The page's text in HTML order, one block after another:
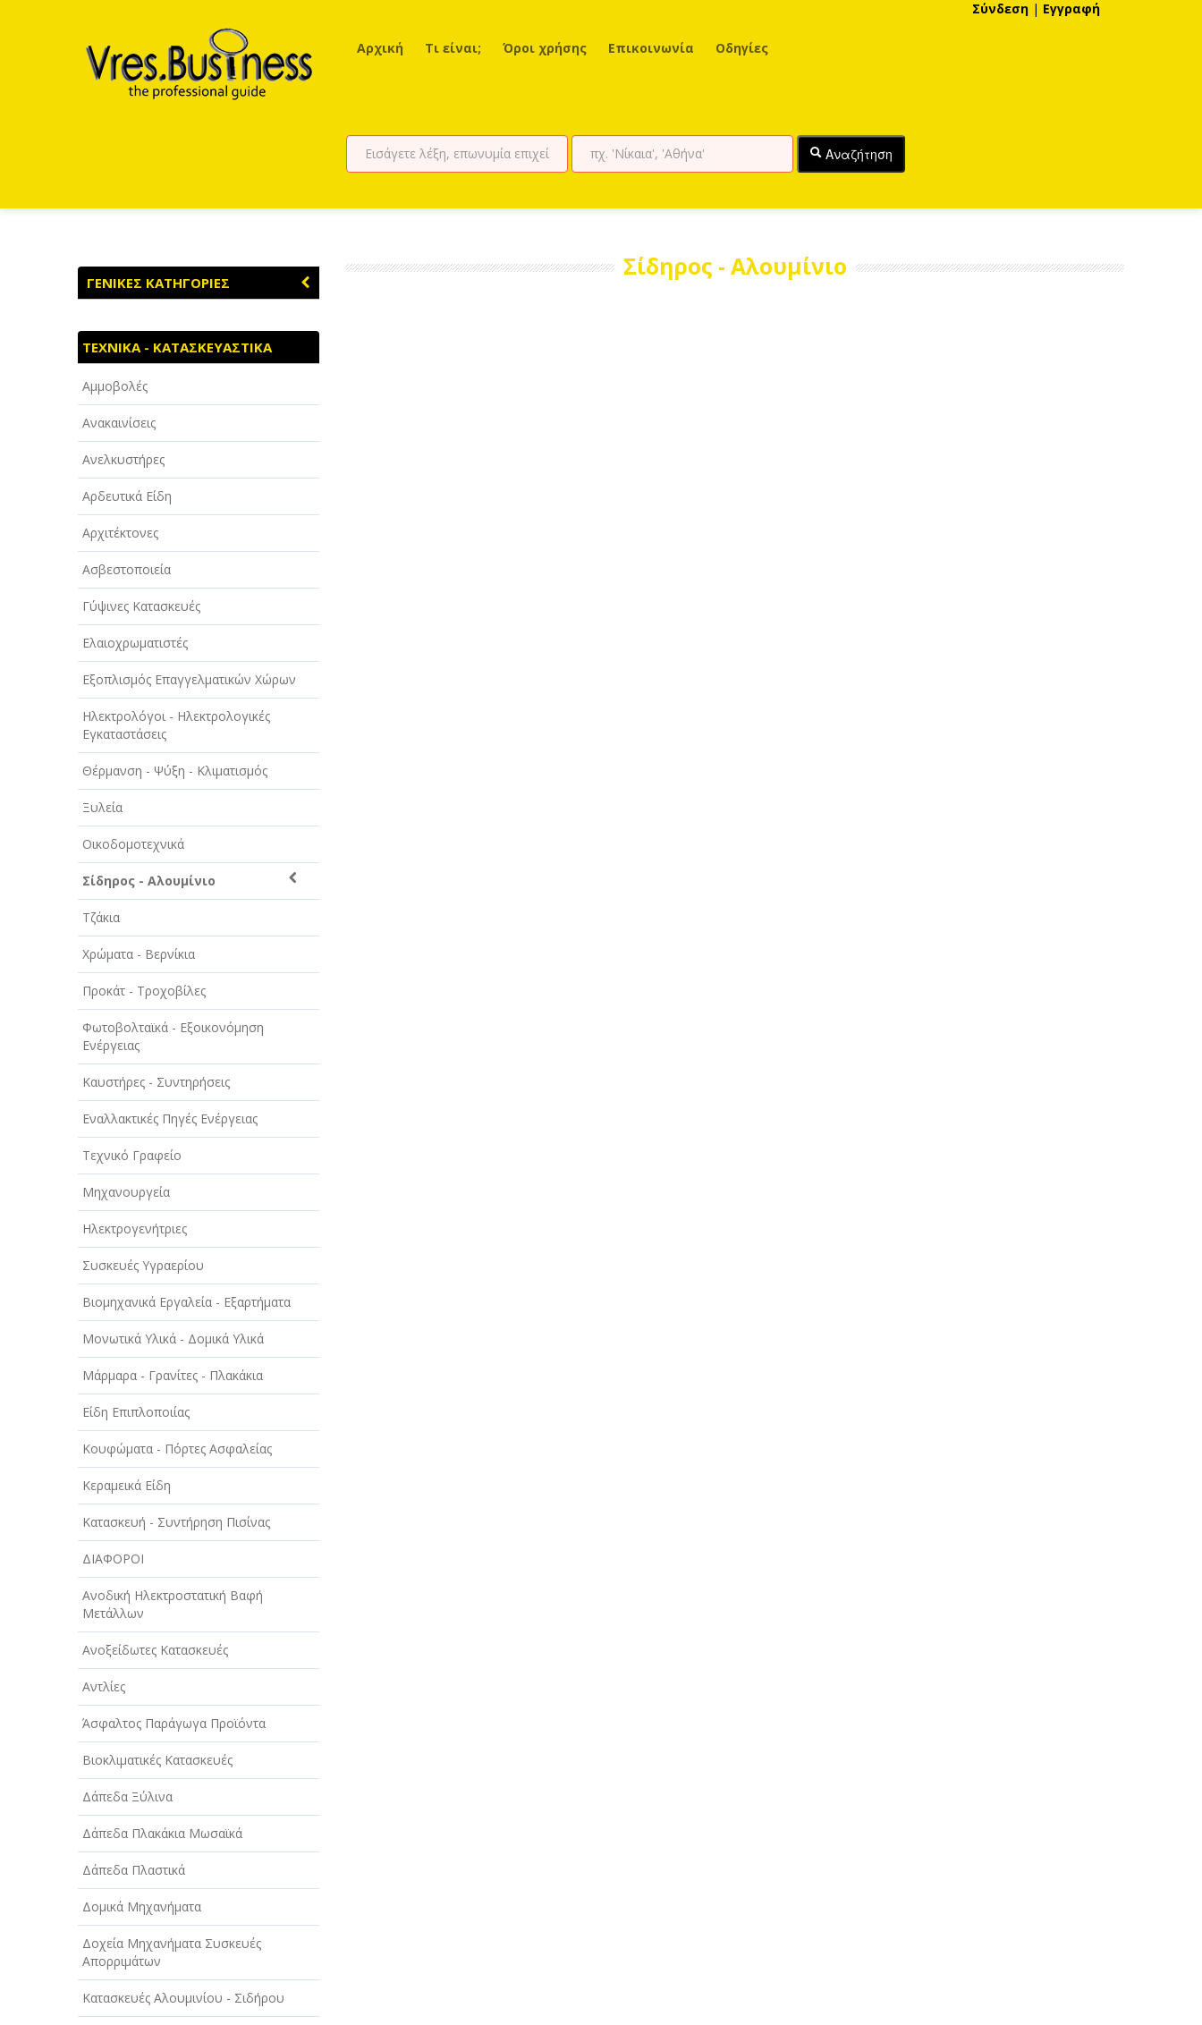
Αρχική Τι είναι; Όροι χρήσης Επικοινωνία Οδηγίες
Σύνδεση | Εγγραφή
Αναζήτηση
ΓΕΝΙΚΕΣ ΚΑΤΗΓΟΡΙΕΣ
ΑΓΡΟΤΙΚΑ - ΚΤΗΝΟΤΡΟΦΙΚΑ
ΑΘΛΗΤΙΣΜΟΣ
ΑΥΤΟΚΙΝΗΤΑ - ΜΗΧΑΝΕΣ - ΣΚΑΦΗ
ΔΙΑΣΚΕΔΑΣΗ - ΨΥΧΑΓΩΓΙΑ - ΤΕΧΝΕΣ
ΔΙΑΦΗΜΙΣΗ - ΜΜΕ
ΕΚΚΛΗΣΙΕΣ - ΦΙΛΑΝΘΡΩΠΙΚΑ
ΣΩΜΑΤΕΙΑ
ΕΚΠΑΙΔΕΥΣΗ - ΣΧΟΛΕΣ
ΕΜΠΟΡΙΟ - ΕΜΠΟΡΙΚΑ ΚΑΤΑΣΤΗΜΑΤΑ
ΕΡΓΟΣΤΑΣΙΑ - ΒΙΟΜΗΧΑΝΙΕΣ
ΞΕΝΟΔΟΧΕΙΑ - ΤΟΥΡΙΣΜΟΣ
ΟΜΟΡΦΙΑ
ΠΑΡΟΧΗ ΥΠΗΡΕΣΙΩΝ
ΤΕΧΝΙΚΑ - ΚΑΤΑΣΚΕΥΑΣΤΙΚΑ
ΤΕΧΝΟΛΟΓΙΑ
ΥΓΕΙΑ - ΙΑΤΡΟΙ
ΦΑΓΗΤΟ
ΤΕΧΝΙΚΑ - ΚΑΤΑΣΚΕΥΑΣΤΙΚΑ
Αμμοβολές
Ανακαινίσεις
Ανελκυστήρες
Αρδευτικά Είδη
Αρχιτέκτονες
Ασβεστοποιεία
Γύψινες Κατασκευές
Ελαιοχρωματιστές
Εξοπλισμός Επαγγελματικών Χώρων
Ηλεκτρολόγοι - Ηλεκτρολογικές
Εγκαταστάσεις
Θέρμανση - Ψύξη - Κλιματισμός
Ξυλεία
Οικοδομοτεχνικά
Σίδηρος - Αλουμίνιο
Τζάκια
Χρώματα - Βερνίκια
Προκάτ - Τροχοβίλες
Φωτοβολταϊκά - Εξοικονόμηση
Ενέργειας
Καυστήρες - Συντηρήσεις
Εναλλακτικές Πηγές Ενέργειας
Τεχνικό Γραφείο
Μηχανουργεία
Ηλεκτρογενήτριες
Συσκευές Υγραερίου
Βιομηχανικά Εργαλεία - Εξαρτήματα
Μονωτικά Υλικά - Δομικά Υλικά
Μάρμαρα - Γρανίτες - Πλακάκια
Είδη Επιπλοποιίας
Κουφώματα - Πόρτες Ασφαλείας
Κεραμεικά Είδη
Κατασκευή - Συντήρηση Πισίνας
ΔΙΑΦΟΡΟΙ
Ανοδική Ηλεκτροστατική Βαφή
Μετάλλων
Ανοξείδωτες Κατασκευές
Αντλίες
Άσφαλτος Παράγωγα Προϊόντα
Βιοκλιματικές Κατασκευές
Δάπεδα Ξύλινα
Δάπεδα Πλακάκια Μωσαϊκά
Δάπεδα Πλαστικά
Δομικά Μηχανήματα
Δοχεία Μηχανήματα Συσκευές
Απορριμάτων
Κατασκευές Αλουμινίου - Σιδήρου
Σίδηρος - Αλουμίνιο